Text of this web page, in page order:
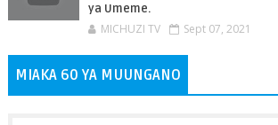
ya Umeme.
MICHUZI TV Sept 07, 2021
MIAKA 60 YA MUUNGANO